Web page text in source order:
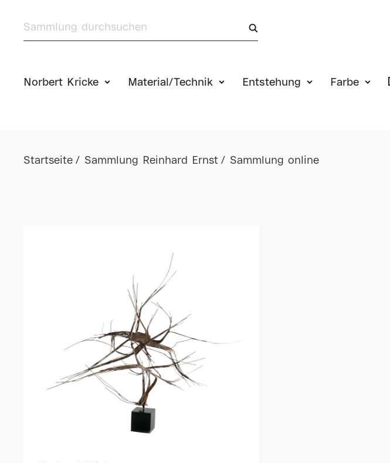
Norbert Kricke Material/Technik Entstehung Farbe
Startseite Sammlung Reinhard Ernst Sammlung online